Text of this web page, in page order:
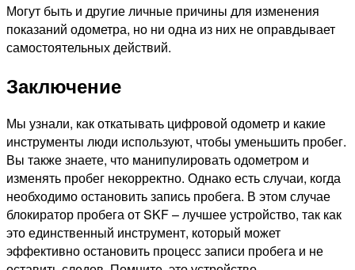
Могут быть и другие личные причины для изменения
показаний одометра, но ни одна из них не оправдывает
самостоятельных действий.
Заключение
Мы узнали, как откатывать цифровой одометр и какие
инструменты люди используют, чтобы уменьшить пробег.
Вы также знаете, что манипулировать одометром и
изменять пробег некорректно. Однако есть случаи, когда
необходимо остановить запись пробега. В этом случае
блокиратор пробега от SKF – лучшее устройство, так как
это единственный инструмент, который может
эффективно остановить процесс записи пробега и не